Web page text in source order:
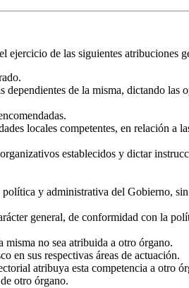
ejercicio de las siguientes atribuciones
de la misma, dictando las
locales competentes, en relación a
establecidos y dictar
política y administrativa del Gobierno,
general, de conformidad con la
misma no sea atribuida a otro órgano.
en sus respectivas áreas de actuación.
atribuya esta competencia a otro
otro órgano.